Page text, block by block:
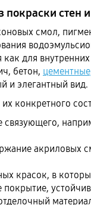
стен
смол,
для
бетон,
и элегантный вид.
конкретного
связующего,
акриловых
красок, в